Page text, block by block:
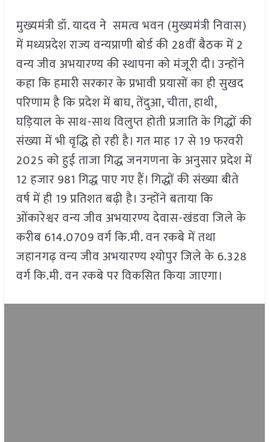
मुख्यमंत्री डॉ. यादव ने समत्व भवन (मुख्यमंत्री निवास)
में मध्यप्रदेश राज्य वन्यप्राणी बोर्ड की 28वीं बैठक में 2
वन्य जीव अभयारण्य की स्थापना को मंजूरी दी। उन्होंने
कहा कि हमारी सरकार के प्रभावी प्रयासों का ही सुखद
परिणाम है कि प्रदेश में बाघ, तेंदुआ, चीता, हाथी,
घड़ियाल के साथ-साथ विलुप्त होती प्रजाति के गिद्धों की
संख्या में भी वृद्धि हो रही है। गत माह 17 से 19 फरवरी
2025 को हुई ताजा गिद्ध जनगणना के अनुसार प्रदेश में
12 हजार 981 गिद्ध पाए गए हैं। गिद्धों की संख्या बीते
वर्ष में ही 19 प्रतिशत बढ़ी है। उन्होंने बताया कि
ओंकारेश्वर वन्य जीव अभयारण्य देवास-खंडवा जिले के
करीब 614.0709 वर्ग कि.मी. वन रकबे में तथा
जहानगढ़ वन्य जीव अभयारण्य श्योपुर जिले के 6.328
वर्ग कि.मी. वन रकबे पर विकसित किया जाएगा।